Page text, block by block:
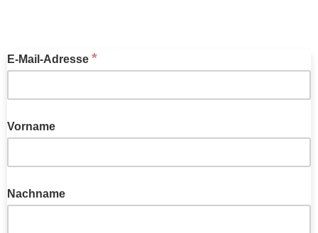
E-Mail-Adresse *
Vorname
Nachname